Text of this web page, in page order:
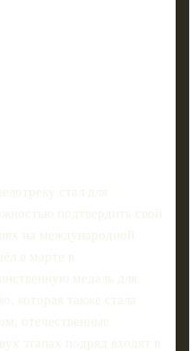
стал для
подтвердить свой
на международной
в марте в
медаль для
которая также стала
отечественные
этапах подряд входят в